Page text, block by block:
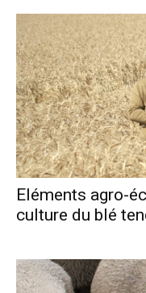
Eléments agro-
culture du blé